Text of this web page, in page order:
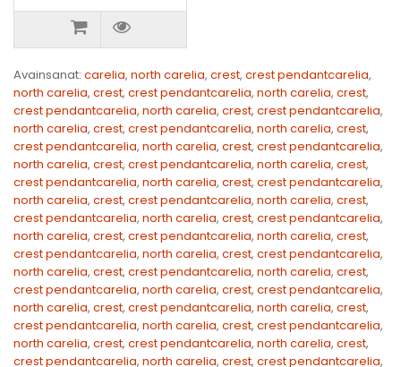
Avainsanat: carelia, north carelia, crest, crest pendantcarelia,
north carelia, crest, crest pendantcarelia, north carelia, crest,
crest pendantcarelia, north carelia, crest, crest pendantcarelia,
north carelia, crest, crest pendantcarelia, north carelia, crest,
crest pendantcarelia, north carelia, crest, crest pendantcarelia,
north carelia, crest, crest pendantcarelia, north carelia, crest,
crest pendantcarelia, north carelia, crest, crest pendantcarelia,
north carelia, crest, crest pendantcarelia, north carelia, crest,
crest pendantcarelia, north carelia, crest, crest pendantcarelia,
north carelia, crest, crest pendantcarelia, north carelia, crest,
crest pendantcarelia, north carelia, crest, crest pendantcarelia,
north carelia, crest, crest pendantcarelia, north carelia, crest,
crest pendantcarelia, north carelia, crest, crest pendantcarelia,
north carelia, crest, crest pendantcarelia, north carelia, crest,
crest pendantcarelia, north carelia, crest, crest pendantcarelia,
north carelia, crest, crest pendantcarelia, north carelia, crest,
crest pendantcarelia, north carelia, crest, crest pendantcarelia,